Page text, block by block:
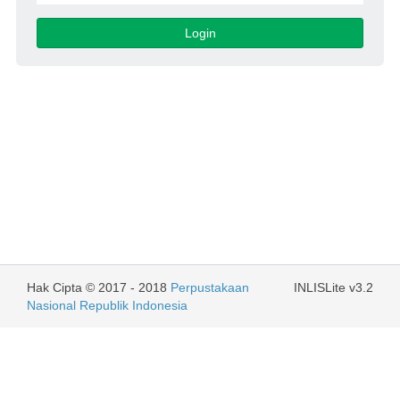
Login
INLISLite v3.2
Hak Cipta © 2017 - 2018 Perpustakaan
Nasional Republik Indonesia